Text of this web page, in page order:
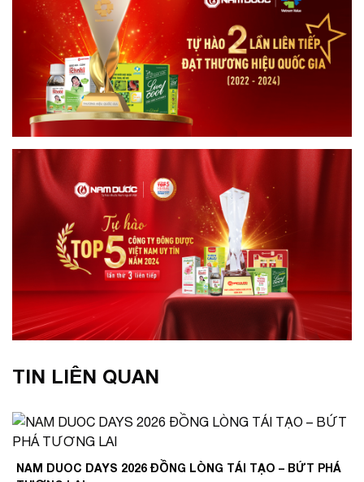
TIN LIÊN QUAN
NAM DUOC DAYS 2026 ĐỒNG LÒNG TÁI TẠO – BỨT PHÁ